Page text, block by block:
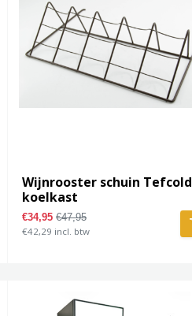
Wijnrooster schuin Tefcold
koelkast
€34,95 €47,95
€42,29 incl. btw